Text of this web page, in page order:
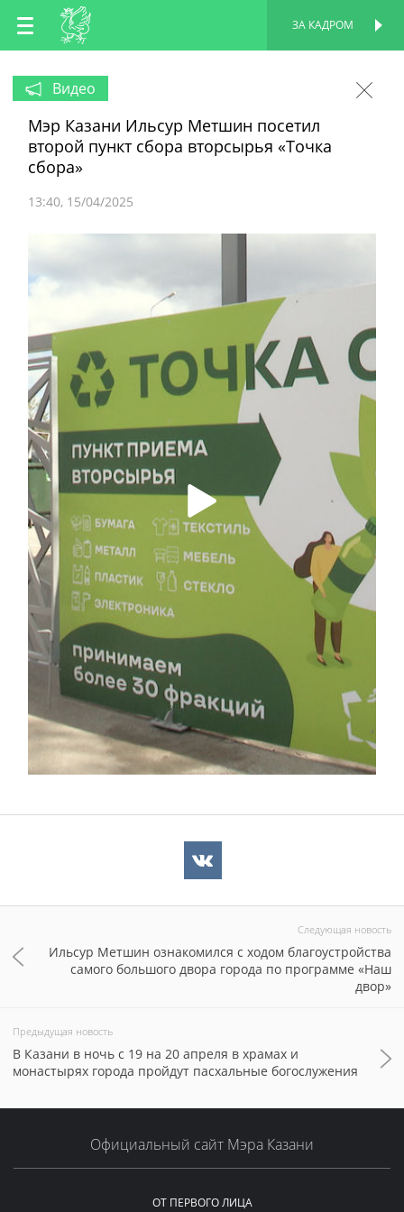
RU
EN
ЗА КАДРОМ
Видео
Мэр Казани Ильсур Метшин посетил
второй пункт сбора вторсырья «Точка
сбора»
13:40 15/04/2025
Следующая новость
Ильсур Метшин ознакомился с ходом благоустройства
самого большого двора города по программе «Наш
двор»
Предыдущая новость
В Казани в ночь с 19 на 20 апреля в храмах и
монастырях города пройдут пасхальные богослужения
Официальный сайт Мэра Казани
ОТ ПЕРВОГО ЛИЦА
ПЕРСОНАЛЬНАЯ